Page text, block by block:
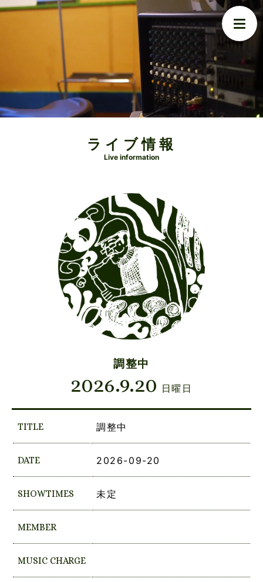
ライブ情報
Live information
調整中
2026.9.20 日曜日
TITLE 調整中
DATE 2026-09-20
SHOWTIMES 未定
MEMBER
MUSIC CHARGE